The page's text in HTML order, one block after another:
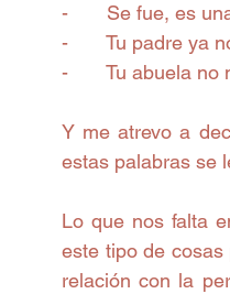
-       Se fue, es
-       Tu padre ya
-       Tu abuela no
Y me atrevo a
estas palabras se
Lo que nos falta
este tipo de cosas
relación con la